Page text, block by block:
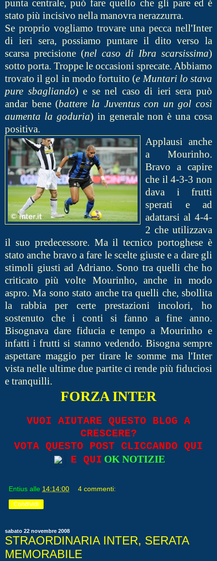
punta centrale, può fare quello che gli pare ed è
stato più incisivo nella manovra nerazzurra.
Se proprio vogliamo trovare una pecca nell'Inter
di ieri sera, possiamo puntare il dito verso la
scarsa precisione (nel caso di Ibra scarsissima)
sotto porta. Troppe le occasioni sprecate. Abbiamo
trovato il gol in modo fortuito (e Muntari lo stava
pure sbagliando) e se nel caso di ieri sera può
andar bene (battere la Juventus con un gol così
aumenta la goduria) in generale non è una cosa
positiva.
Applausi anche
a Mourinho.
Bravo a capire
che il 4-3-3 non
dava i frutti
sperati e ad
adattarsi al 4-4-
2 che utilizzava
il suo predecessore. Ma il tecnico portoghese è
stato anche bravo a fare le scelte giuste e a dare gli
stimoli giusti ad Adriano. Sono tra quelli che ho
criticato più volte Mourinho, anche in modo
aspro. Ma sono stato anche tra quelli che, sbollita
la rabbia per certe prestazioni incolori, ho
sostenuto che i conti si fanno a fine anno.
Bisognava dare fiducia e tempo a Mourinho e
infatti i frutti si stanno vedendo. Bisogna sempre
aspettare maggio per tirare le somme ma l'Inter
vista nelle ultime due partite ci rende più fiduciosi
e tranquilli.
FORZA INTER
VUOI AIUTARE QUESTO BLOG A
CRESCERE?
VOTA QUESTO POST CLICCANDO QUI
E QUI OK NOTIZIE
Entius alle 14:14:00 4 commenti:
Condividi
sabato 22 novembre 2008
STRAORDINARIA INTER, SERATA
MEMORABILE